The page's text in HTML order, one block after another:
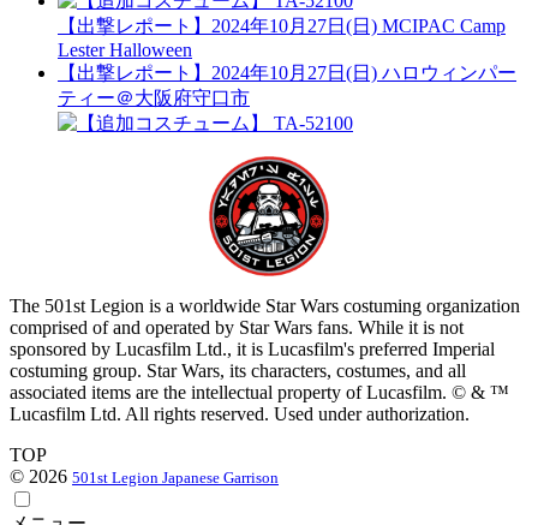
【出撃レポート】2024年10月27日(日) MCIPAC Camp
Lester Halloween
【出撃レポート】2024年10月27日(日) ハロウィンパー
ティー＠大阪府守口市
The 501st Legion is a worldwide Star Wars costuming organization
comprised of and operated by Star Wars fans. While it is not
sponsored by Lucasfilm Ltd., it is Lucasfilm's preferred Imperial
costuming group. Star Wars, its characters, costumes, and all
associated items are the intellectual property of Lucasfilm. © & ™
Lucasfilm Ltd. All rights reserved. Used under authorization.
TOP
© 2026 501st Legion Japanese Garrison